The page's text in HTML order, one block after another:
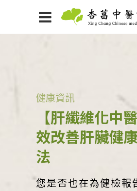
健康資訊
【肝纖維化中
效改善肝臟健
法
您是否也在為健檢報